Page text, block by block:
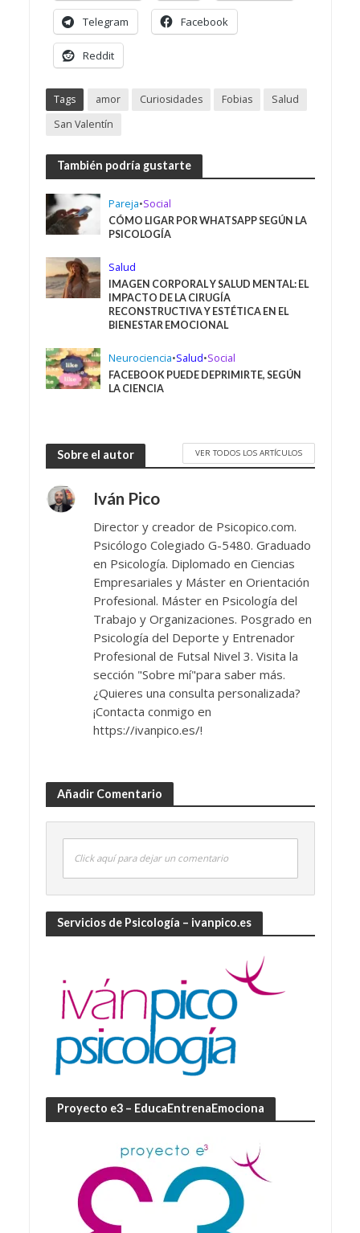
Telegram Facebook
Reddit
Tags amor Curiosidades Fobias
Salud
San Valentín
También podría gustarte
Pareja•Social
CÓMO LIGAR POR WHATSAPP SEGÚN LA
PSICOLOGÍA
Salud
IMAGEN CORPORAL Y SALUD MENTAL: EL
IMPACTO DE LA CIRUGÍA
RECONSTRUCTIVA Y ESTÉTICA EN EL
BIENESTAR EMOCIONAL
Neurociencia•Salud•Social
FACEBOOK PUEDE DEPRIMIRTE, SEGÚN
LA CIENCIA
Sobre el autor VER TODOS LOS ARTÍCULOS
Iván Pico
Director y creador de Psicopico.com.
Psicólogo Colegiado G-5480. Graduado
en Psicología. Diplomado en Ciencias
Empresariales y Máster en Orientación
Profesional. Máster en Psicología del
Trabajo y Organizaciones. Posgrado en
Psicología del Deporte y Entrenador
Profesional de Futsal Nivel 3. Visita la
sección "Sobre mí"para saber más.
¿Quieres una consulta personalizada?
¡Contacta conmigo en
https://ivanpico.es/!
Añadir Comentario
Click aquí para dejar un comentario
Servicios de Psicología – ivanpico.es
Proyecto e3 – EducaEntrenaEmociona